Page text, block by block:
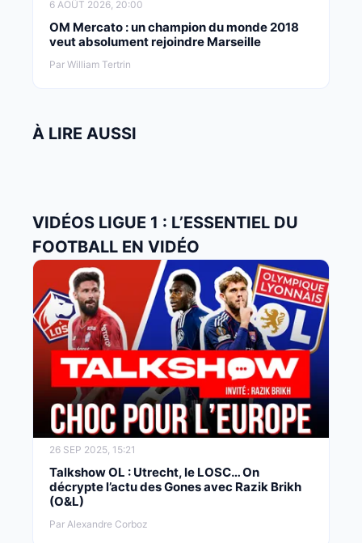
6 AOÛT 2026, 20:00
OM Mercato : un champion du monde 2018
veut absolument rejoindre Marseille
Par William Tertrin
À LIRE AUSSI
VIDÉOS LIGUE 1 : L’ESSENTIEL DU
FOOTBALL EN VIDÉO
26 SEP 2025, 15:21
Talkshow OL : Utrecht, le LOSC… On
décrypte l’actu des Gones avec Razik Brikh
(O&L)
Par Alexandre Corboz